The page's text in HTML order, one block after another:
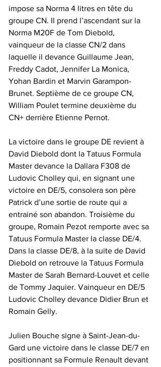
impose sa Norma 4 litres en tête du
groupe CN. Il prend l’ascendant sur la
Norma M20F de Tom Diebold,
vainqueur de la classe CN/2 dans
laquelle il devance Guillaume Jean,
Freddy Cadot, Jennifer La Monica,
Yohan Bardin et Marvin Garampon-
Brunet. Septième de ce groupe CN,
William Poulet termine deuxième du
CN+ derrière Etienne Pernot.
La victoire dans le groupe DE revient à
David Diebold dont la Tatuus Formula
Master devance la Dallara F308 de
Ludovic Cholley qui, en signant une
victoire en DE/5, consolera son père
Patrick d’une sortie de route qui a
entrainé son abandon. Troisième du
groupe, Romain Pezot remporte avec sa
Tatuus Formula Master la classe DE/4.
Dans la classe DE/8, à la suite de David
Diebold on retrouve la Tatuus Formula
Master de Sarah Bernard-Louvet et celle
de Tommy Jaquier. Vainqueur en DE/5
Ludovic Cholley devance Didier Brun et
Romain Gelly.
Julien Bouche signe à Saint-Jean-du-
Gard une victoire dans le classe DE/7 en
positionnant sa Formule Renault devant